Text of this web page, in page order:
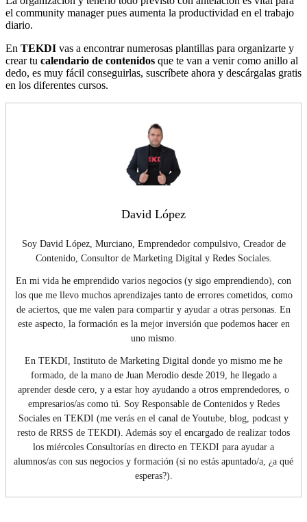
el community manager pues aumenta la productividad en el trabajo
diario.
En TEKDI vas a encontrar numerosas plantillas para organizarte y
crear tu calendario de contenidos que te van a venir como anillo al
dedo, es muy fácil conseguirlas, suscríbete ahora y descárgalas gratis
en los diferentes cursos.
David López
Soy David López, Murciano, Emprendedor compulsivo, Creador de
Contenido, Consultor de Marketing Digital y Redes Sociales.
En mi vida he emprendido varios negocios (y sigo emprendiendo), con
los que me llevo muchos aprendizajes tanto de errores cometidos, como
de aciertos, que me valen para compartir y ayudar a otras personas. En
este aspecto, la formación es la mejor inversión que podemos hacer en
uno mismo.
En TEKDI, Instituto de Marketing Digital donde yo mismo me he
formado, de la mano de Juan Merodio desde 2019, he llegado a
aprender desde cero, y a estar hoy ayudando a otros emprendedores, o
empresarios/as como tú. Soy Responsable de Contenidos y Redes
Sociales en TEKDI (me verás en el canal de Youtube, blog, podcast y
resto de RRSS de TEKDI). Además soy el encargado de realizar todos
los miércoles Consultorías en directo en TEKDI para ayudar a
alumnos/as con sus negocios y formación (si no estás apuntado/a, ¿a qué
esperas?).